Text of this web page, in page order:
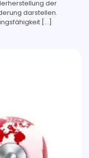
der
darstellen.
[…]